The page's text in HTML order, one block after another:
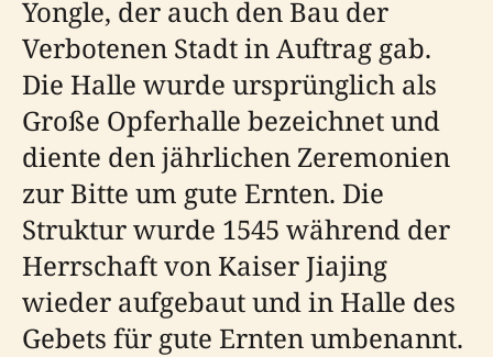
Yongle, der auch den Bau der
Verbotenen Stadt in Auftrag gab.
Die Halle wurde ursprünglich als
Große Opferhalle bezeichnet und
diente den jährlichen Zeremonien
zur Bitte um gute Ernten. Die
Struktur wurde 1545 während der
Herrschaft von Kaiser Jiajing
wieder aufgebaut und in Halle des
Gebets für gute Ernten umbenannt.